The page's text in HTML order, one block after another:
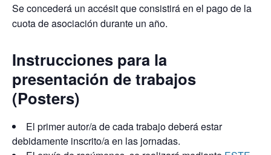
Se concederá un accésit que consistirá en el pago de la
cuota de asociación durante un año.
Instrucciones para la
presentación de trabajos
(Posters)
El primer autor/a de cada trabajo deberá estar
debidamente inscrito/a en las jornadas.